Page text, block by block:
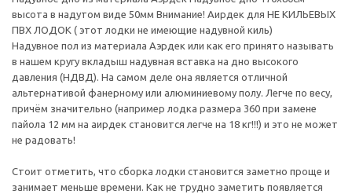
высота в надутом виде 50мм Внимание! Аирдек для НЕ КИЛЬЕВЫХ
ПВХ ЛОДОК ( этот лодки не имеющие надувной киль)
Надувное пол из материала Аэрдек или как его принято называть
в нашем кругу вкладыш надувная вставка на дно высокого
давления (НДВД). На самом деле она является отличной
альтернативой фанерному или алюминиевому полу. Легче по весу,
причём значительно (например лодка размера 360 при замене
пайола 12 мм на аирдек становится легче на 18 кг!!!) и это не может
не радовать!
Стоит отметить, что сборка лодки становится заметно проще и
занимает меньше времени. Как не трудно заметить появляется